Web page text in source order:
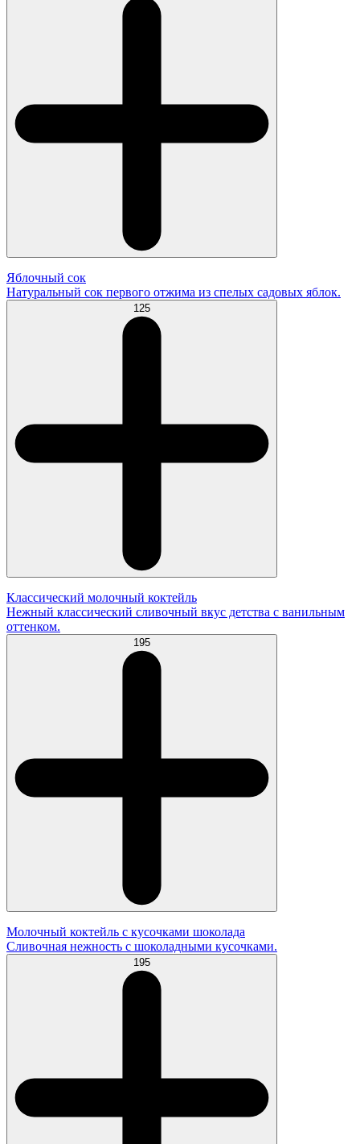
Яблочный сок
Натуральный сок первого отжима из спелых садовых яблок.
125
Классический молочный коктейль
Нежный классический сливочный вкус детства с ванильным
оттенком.
195
Молочный коктейль с кусочками шоколада
Сливочная нежность с шоколадными кусочками.
195